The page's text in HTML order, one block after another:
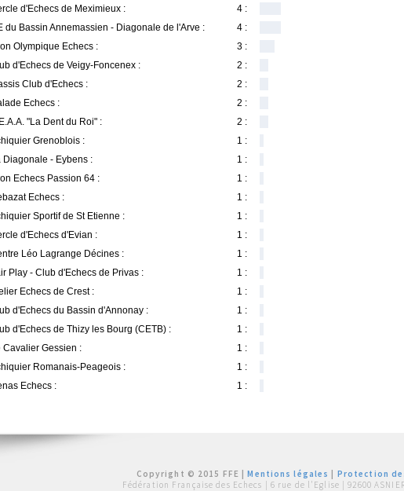
d'Echecs de Meximieux :
4 :
du Bassin Annemassien - Diagonale de l'Arve :
4 :
Olympique Echecs :
3 :
d'Echecs de Veigy-Foncenex :
2 :
Club d'Echecs :
2 :
Echecs :
2 :
"La Dent du Roi" :
2 :
Grenoblois :
1 :
Diagonale - Eybens :
1 :
Echecs Passion 64 :
1 :
Echecs :
1 :
Sportif de St Etienne :
1 :
d'Echecs d'Evian :
1 :
Léo Lagrange Décines :
1 :
Play - Club d'Echecs de Privas :
1 :
Echecs de Crest :
1 :
d'Echecs du Bassin d'Annonay :
1 :
d'Echecs de Thizy les Bourg (CETB) :
1 :
Cavalier Gessien :
1 :
Romanais-Peageois :
1 :
Echecs :
1 :
Copyright © 2015 FFE |Mentions légales
Protection
Fédération Française des Echecs | 6 rue de l'Eglise | 92600